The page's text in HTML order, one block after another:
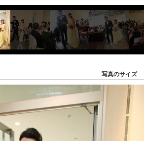
写真のサイズ